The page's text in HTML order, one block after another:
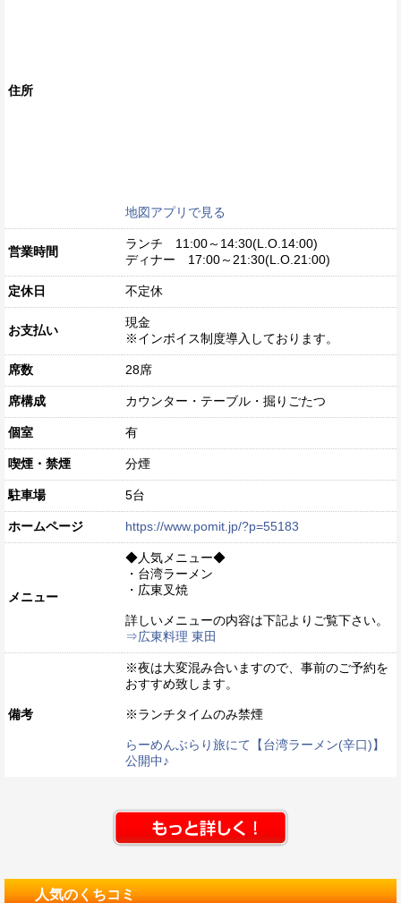
住所
地図アプリで見る
営業時間
ランチ 11:00～14:30(L.O.14:00)
ディナー 17:00～21:30(L.O.21:00)
定休日 不定休
お支払い
現金
※インボイス制度導入しております。
席数 28席
席構成 カウンター・テーブル・掘りごたつ
個室 有
喫煙・禁煙 分煙
駐車場 5台
ホームページ https://www.pomit.jp/?p=55183
メニュー
◆人気メニュー◆
・台湾ラーメン
・広東叉焼
詳しいメニューの内容は下記よりご覧下さい。
⇒広東料理 東田
備考
※夜は大変混み合いますので、事前のご予約を
おすすめ致します。
※ランチタイムのみ禁煙
らーめんぶらり旅にて【台湾ラーメン(辛口)】
公開中♪
人気のくちコミ